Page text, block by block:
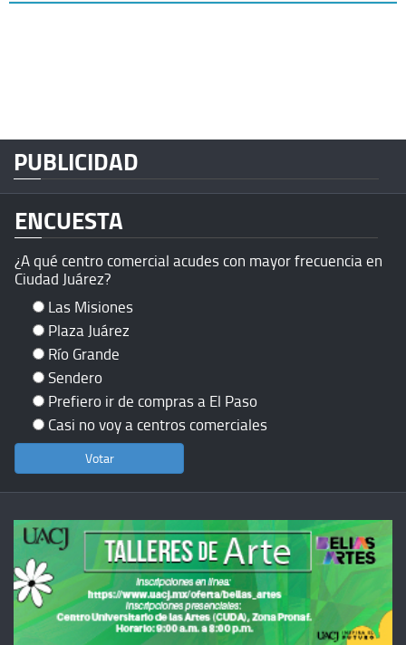
PUBLICIDAD
ENCUESTA
¿A qué centro comercial acudes con mayor frecuencia en
Ciudad Juárez?
Las Misiones
Plaza Juárez
Río Grande
Sendero
Prefiero ir de compras a El Paso
Casi no voy a centros comerciales